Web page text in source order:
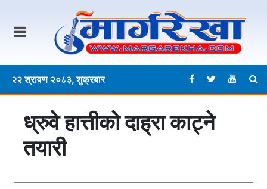
२२ श्रावण २०८३, शुक्रबार
ध्रुवे हात्तीको दाह्रा काट्ने
तयारी